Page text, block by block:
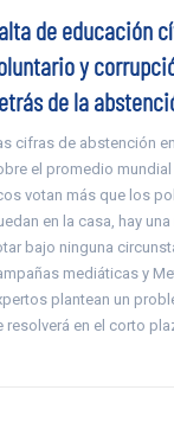
de educación
y
de la
cifras de abstención
el promedio mundial
votan más que los
en la casa, hay
bajo ninguna
mediáticas y
plantean un
resolverá en el corto